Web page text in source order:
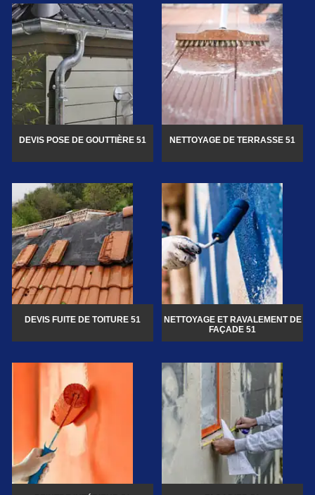
DEVIS POSE DE GOUTTIÈRE 51 NETTOYAGE DE TERRASSE 51
DEVIS FUITE DE TOITURE 51
NETTOYAGE ET RAVALEMENT DE
FAÇADE 51